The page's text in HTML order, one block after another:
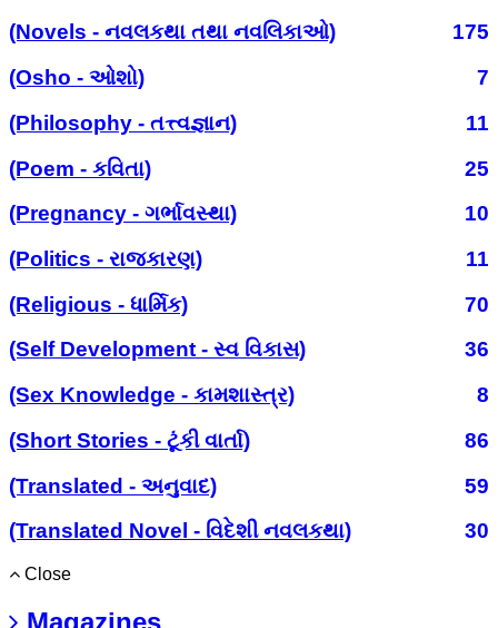
(Novels - નવલકથા તથા નવલિકાઓ)
175
(Osho - ઓશો)
7
(Philosophy - તત્ત્વજ્ઞાન)
11
(Poem - કવિતા)
25
(Pregnancy - ગર્ભાવસ્થા)
10
(Politics - રાજકારણ)
11
(Religious - ધાર્મિક)
70
(Self Development - સ્વ વિકાસ)
36
(Sex Knowledge - કામશાસ્ત્ર)
8
(Short Stories - ટૂંકી વાર્તા)
86
(Translated - અનુવાદ)
59
(Translated Novel - વિદેશી નવલકથા)
30
Close
Magazines